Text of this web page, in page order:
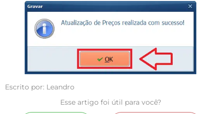
Escrito por: Leandro
Esse artigo foi útil para você?